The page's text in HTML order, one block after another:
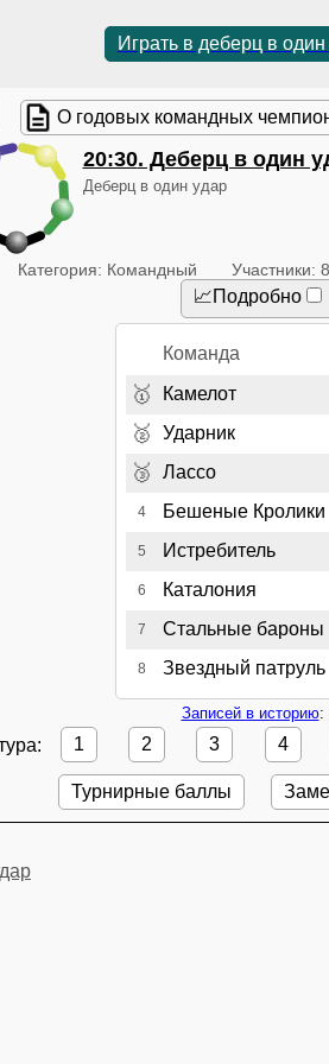
Играть в деберц в один
О годовых командных
20:30. Деберц в один
Деберц в один удар
Категория: Командный Участники: 8
📈Подробно
Команда
🥇 Камелот
🥈 Ударник
🥉 Лассо
4 Бешеные Кролики
5 Истребитель
6 Каталония
7 Стальные бароны
8 Звездный патруль
Записей в историю:
1 2 3 4
Турнирные баллы